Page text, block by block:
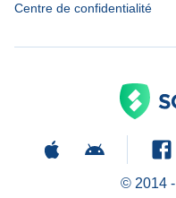
Centre de confidentialité
© 2014 -